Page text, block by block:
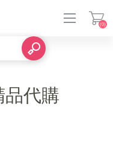
(0)
品代購